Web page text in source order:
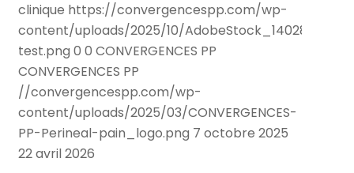
clinique https://convergencespp.com/wp-
content/uploads/2025/10/AdobeStock_140286989-
test.png 0 0 CONVERGENCES PP
CONVERGENCES PP
//convergencespp.com/wp-
content/uploads/2025/03/CONVERGENCES-
PP-Perineal-pain_logo.png 7 octobre 2025
22 avril 2026